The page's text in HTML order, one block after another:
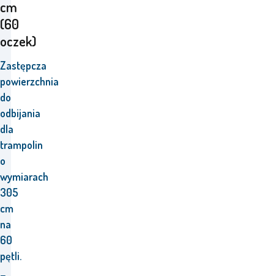
cm
(60
oczek)
Zastępcza
powierzchnia
do
odbijania
dla
trampolin
o
wymiarach
305
cm
na
60
pętli.